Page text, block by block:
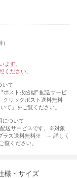
ます。
ください。
いて
ポスト投函型” 配送サービ
クリックポスト送料無料
」をご覧ください。
について
送サービスです。※対象
ラス送料無料※ → 詳しく
覧ください。
様・サイズ